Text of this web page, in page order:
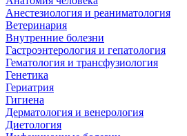
Анестезиология и реаниматология
Ветеринария
Внутренние болезни
Гастроэнтерология и гепатология
Гематология и трансфузиология
Генетика
Гериатрия
Гигиена
Дерматология и венерология
Диетология